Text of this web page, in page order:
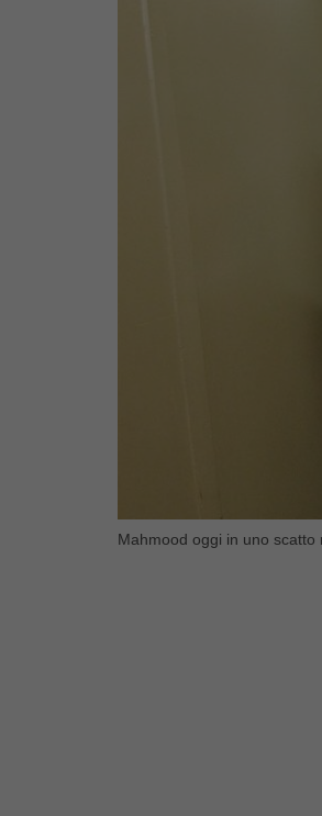
Mahmood oggi in uno